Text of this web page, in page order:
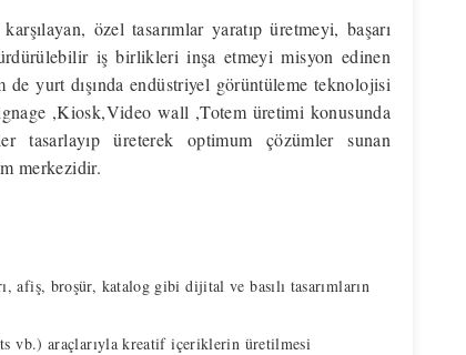
özel tasarımlar yaratıp üretmeyi, başarı
iş birlikleri inşa etmeyi misyon edinen
yurt dışında endüstriyel görüntüleme teknolojisi
,Kiosk,Video wall ,Totem üretimi konusunda
tasarlayıp üreterek optimum çözümler sunan
merkezidir.
broşür, katalog gibi dijital ve basılı tasarımların
vb.) araçlarıyla kreatif içeriklerin üretilmesi